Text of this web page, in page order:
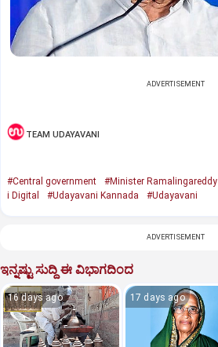
ADVERTISEMENT
TEAM UDAYAVANI
#Central government #Minister Ramalingareddy
i Digital
#Udayavani Kannada #Udayavani
ADVERTISEMENT
ಇನ್ನಷ್ಟು ಸುದ್ದಿ ಈ ವಿಭಾಗದಿಂದ
16 days ago 17 days ago